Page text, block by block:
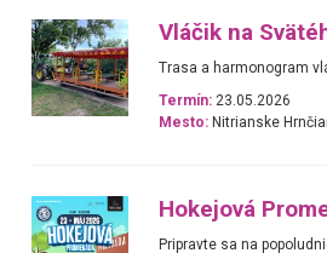
Vláčik na
Trasa a harmonogram
Termín: 23.05.2026
Mesto: Nitrianske
Hokejová
Pripravte sa na